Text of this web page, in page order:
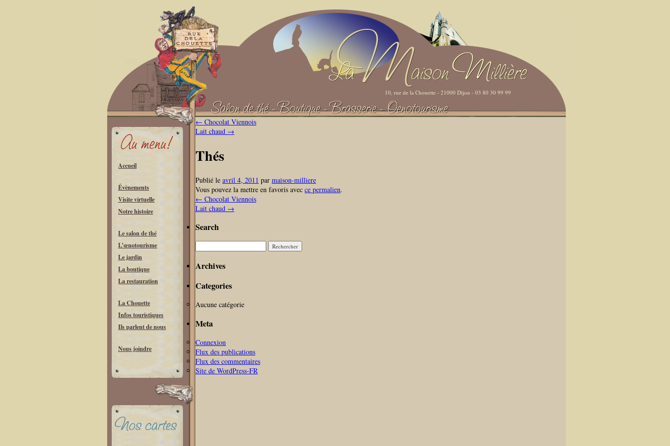
10, rue de la Chouette - 21000 Dijon - 03 80 30 99 99
Accueil
Évènements
Visite virtuelle
Notre histoire
Le salon de thé
L’œnotourisme
Le jardin
La boutique
La restauration
La Chouette
Infos touristiques
Ils parlent de nous
Nous joindre
← Chocolat Viennois
Lait chaud →
Thés
Publié le avril 4, 2011 par maison-milliere
Vous pouvez la mettre en favoris avec ce permalien.
← Chocolat Viennois
Lait chaud →
Search
Archives
Categories
Aucune catégorie
Meta
Connexion
Flux des publications
Flux des commentaires
Site de WordPress-FR